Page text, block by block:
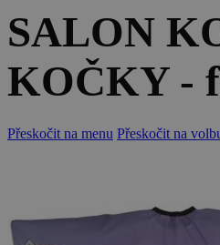
SALON
KOČKY -
Přeskočit na menu Přeskočit na